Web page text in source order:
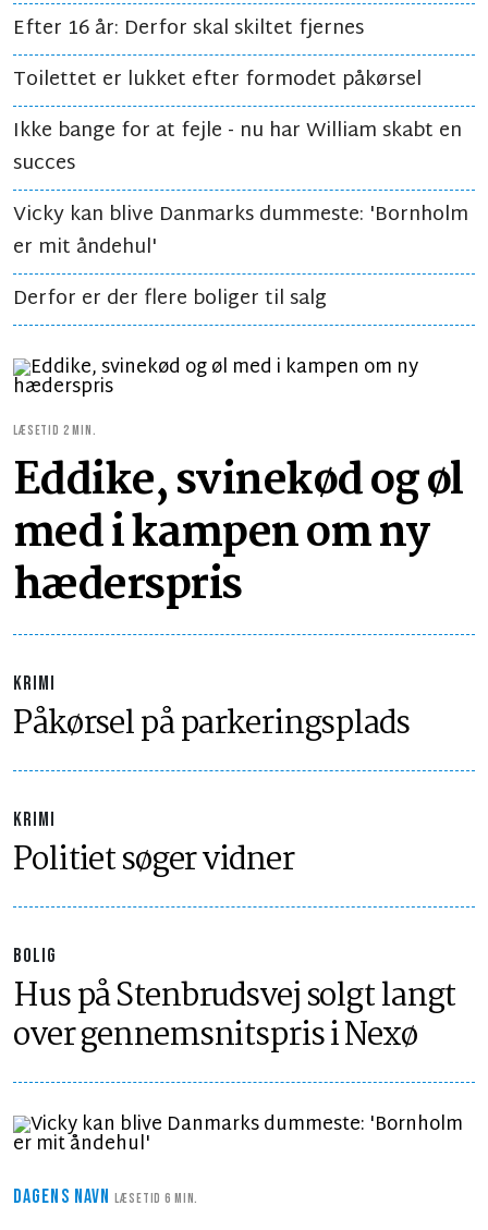
Efter 16 år: Derfor skal skiltet fjernes
Toilettet er lukket efter formodet påkørsel
Ikke bange for at fejle - nu har William skabt en
succes
Vicky kan blive Danmarks dummeste: 'Bornholm
er mit åndehul'
Derfor er der flere boliger til salg
LÆSETID 2 MIN.
Eddike, svinekød og øl
med i kampen om ny
hæderspris
KRIMI
Påkørsel på parkeringsplads
KRIMI
Politiet søger vidner
BOLIG
Hus på Stenbrudsvej solgt langt
over gennemsnitspris i Nexø
DAGENS NAVNLÆSETID 6 MIN.